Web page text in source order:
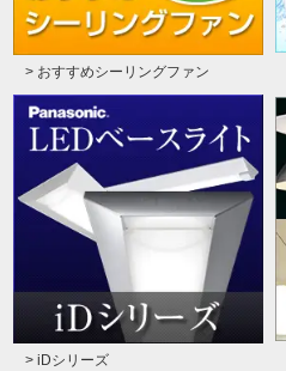
> おすすめシーリングファン
> iDシリーズ